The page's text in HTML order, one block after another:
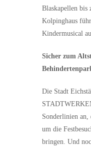
Blaskapellen bis
Kolpinghaus
Kindermusical
Sicher zum
Die Stadt
Sonderlinien an,
um die
bringen. Und